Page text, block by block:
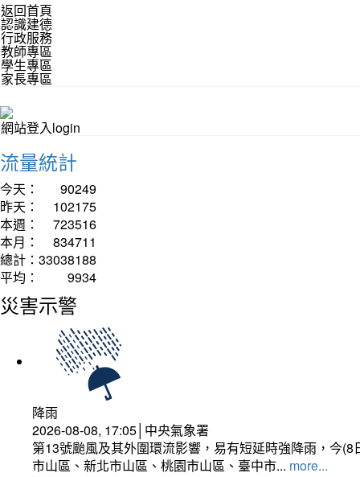
返回首頁
認識建德
行政服務
教師專區
學生專區
家長專區
網站登入login
流量統計
今天：
90249
昨天：
102175
本週：
723516
本月：
834711
總計： 33038188
平均：
9934
災害示警
降雨
2026-08-08, 17:05│中央氣象署
第13號颱風及其外圍環流影響，易有短延時強降雨，今
市山區、新北市山區、桃園市山區、臺中市... more...